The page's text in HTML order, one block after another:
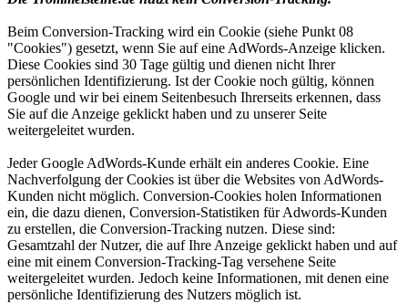
Beim Conversion-Tracking wird ein Cookie (siehe Punkt 08
"Cookies") gesetzt, wenn Sie auf eine AdWords-Anzeige klicken.
Diese Cookies sind 30 Tage gültig und dienen nicht Ihrer
persönlichen Identifizierung. Ist der Cookie noch gültig, können
Google und wir bei einem Seitenbesuch Ihrerseits erkennen, dass
Sie auf die Anzeige geklickt haben und zu unserer Seite
weitergeleitet wurden.
Jeder Google AdWords-Kunde erhält ein anderes Cookie. Eine
Nachverfolgung der Cookies ist über die Websites von AdWords-
Kunden nicht möglich. Conversion-Cookies holen Informationen
ein, die dazu dienen, Conversion-Statistiken für Adwords-Kunden
zu erstellen, die Conversion-Tracking nutzen. Diese sind:
Gesamtzahl der Nutzer, die auf Ihre Anzeige geklickt haben und auf
eine mit einem Conversion-Tracking-Tag versehene Seite
weitergeleitet wurden. Jedoch keine Informationen, mit denen eine
persönliche Identifizierung des Nutzers möglich ist.